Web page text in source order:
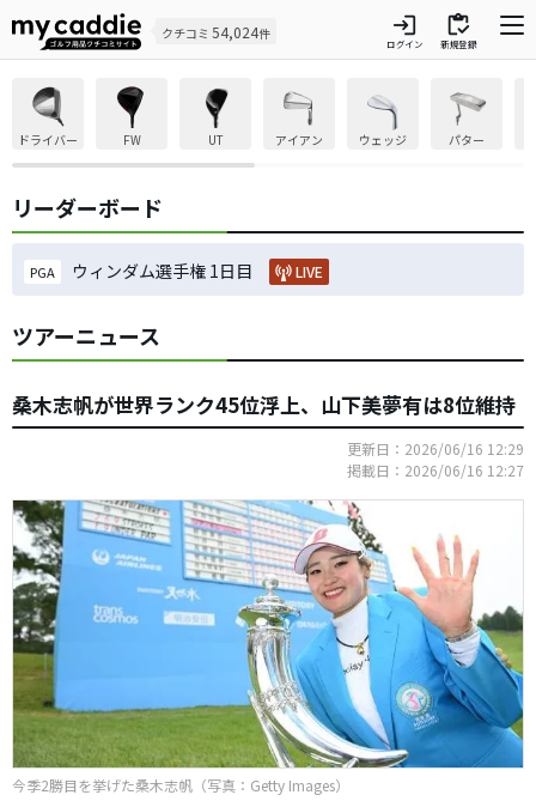
クチコミ 54,024件 login
ログイン
inventory
新規登録
ドライバー FW UT アイアン ウェッジ パター
リーダーボード
PGA ウィンダム選手権 1日目 LIVE
ツアーニュース
桑木志帆が世界ランク45位浮上、山下美夢有は8位維持
更新日：2026/06/16 12:29
掲載日：2026/06/16 12:27
今季2勝目を挙げた桑木志帆（写真：Getty Images）